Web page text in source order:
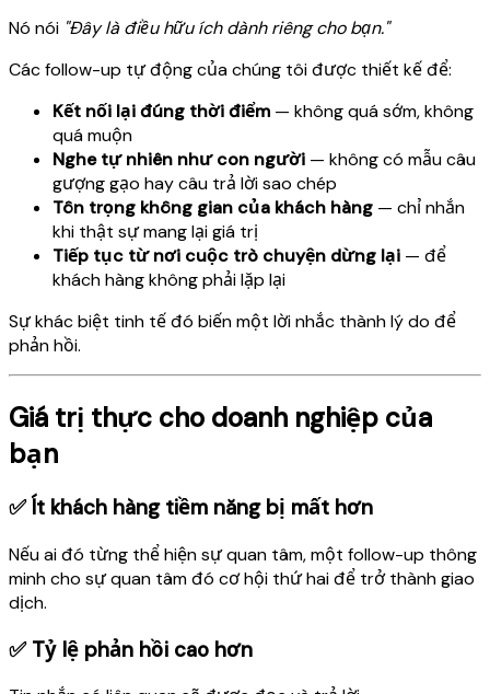
Nó nói "Đây là điều hữu ích dành riêng cho bạn."
Các follow-up tự động của chúng tôi được thiết kế để:
Kết nối lại đúng thời điểm — không quá sớm, không
quá muộn
Nghe tự nhiên như con người — không có mẫu câu
gượng gạo hay câu trả lời sao chép
Tôn trọng không gian của khách hàng — chỉ nhắn
khi thật sự mang lại giá trị
Tiếp tục từ nơi cuộc trò chuyện dừng lại — để
khách hàng không phải lặp lại
Sự khác biệt tinh tế đó biến một lời nhắc thành lý do để
phản hồi.
Giá trị thực cho doanh nghiệp của
bạn
✅ Ít khách hàng tiềm năng bị mất hơn
Nếu ai đó từng thể hiện sự quan tâm, một follow-up thông
minh cho sự quan tâm đó cơ hội thứ hai để trở thành giao
dịch.
✅ Tỷ lệ phản hồi cao hơn